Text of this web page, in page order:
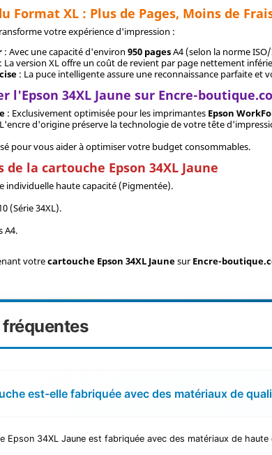
Format XL : Plus de Pages, Moins de
votre expérience d'impression :
: Avec une capacité d'environ950 pagesA4 (selon la norme
: La version XL offre un coût de revient par page nettement
: La puce intelligente assure une reconnaissance parfaite
l'Epson 34XL Jaune sur Encre-
: Exclusivement optimisée pour les imprimantes Epson
d'origine préserve la technologie de votre tête
pour vous aider à optimiser votre budget consommables.
la cartouche Epson 34XL Jaune
individuelle haute capacité (Pigmentée).
(Série 34XL).
A4.
votrecartouche Epson 34XL JaunesurEncre-
est-elle fabriquée avec des matériaux de
Epson 34XL Jaune est fabriquée avec des matériaux de